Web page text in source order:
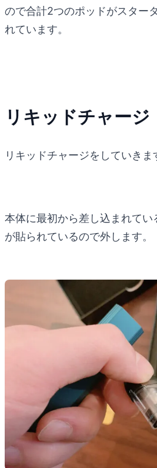
ので合計2つのポッドがスター
れています。
リキッドチャージ
リキッドチャージをしていきま
本体に最初から差し込まれてい
が貼られているので外します。